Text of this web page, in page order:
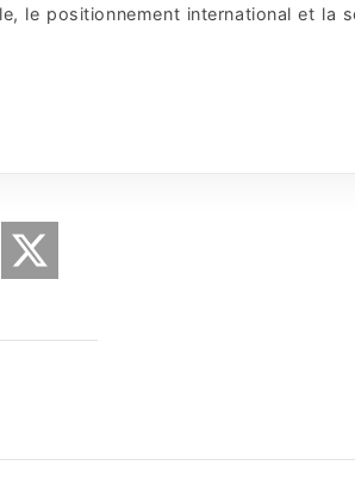
le positionnement international et la